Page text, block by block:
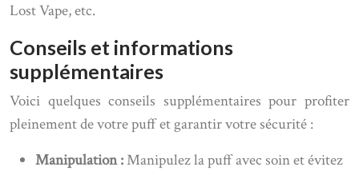
Lost Vape, etc.
Conseils et informations
supplémentaires
Voici quelques conseils supplémentaires pour profiter
pleinement de votre puff et garantir votre sécurité :
Manipulation :Manipulez la puff avec soin et évitez